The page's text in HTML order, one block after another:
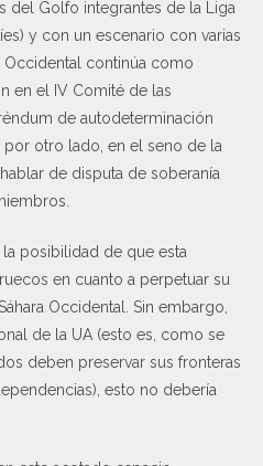
del Golfo integrantes de la Liga
y con un escenario con varias
Occidental continúa como
en el IV Comité de las
de autodeterminación
por otro lado, en el seno de la
de disputa de soberanía
posibilidad de que esta
en cuanto a perpetuar su
Occidental. Sin embargo,
de la UA (esto es, como se
deben preservar sus fronteras
esto no debería